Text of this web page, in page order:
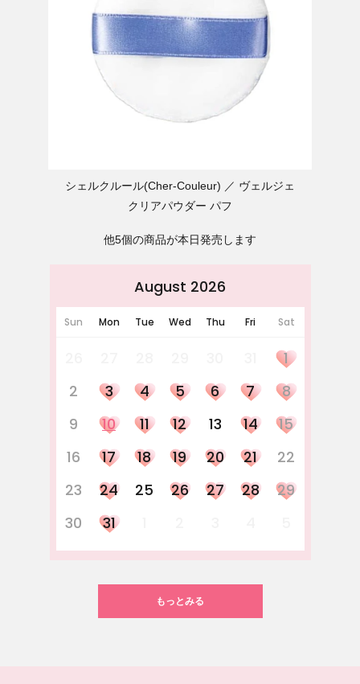
シェルクルール(Cher-Couleur)
ヴェルジェ
クリアパウダー パフ
他5個の商品が本日発売します
August 2026
Sun Mon Tue Wed Thu Fri Sat
1
2
3 4 5 6 7
8
9
10 11 12 13 14
15
16
17 18 19 20 21
22
23
24 25 26 27 28
29
30
31
もっとみる